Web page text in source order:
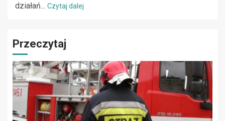
działań... Czytaj dalej
Przeczytaj